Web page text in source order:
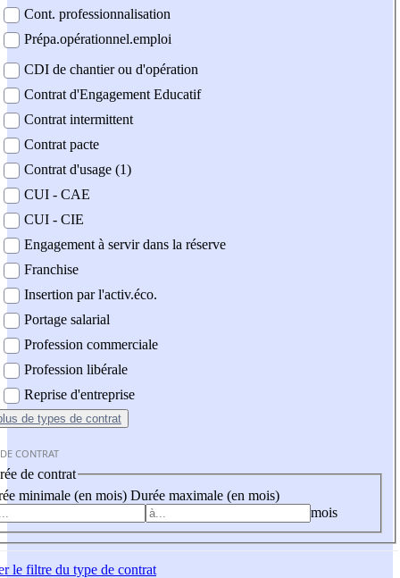
Cont. professionnalisation
Prépa.opérationnel.emploi
CDI de chantier ou d'opération
Contrat d'Engagement Educatif
Contrat intermittent
Contrat pacte
Contrat d'usage (1)
CUI - CAE
CUI - CIE
Engagement à servir dans la réserve
Franchise
Insertion par l'activ.éco.
Portage salarial
Profession commerciale
Profession libérale
Reprise d'entreprise
de types de contrat
CONTRAT
de contrat
minimale (en mois) Durée maximale (en mois)
mois
le filtre du type de contrat